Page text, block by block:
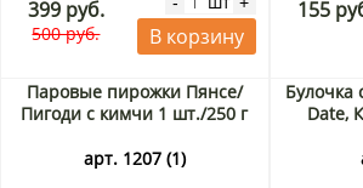
399 руб.
500 руб. В корзину
155
Паровые пирожки Пянсе/
Пигоди с кимчи 1 шт./250 г
арт. 1207 (1)
Булочка
Date,